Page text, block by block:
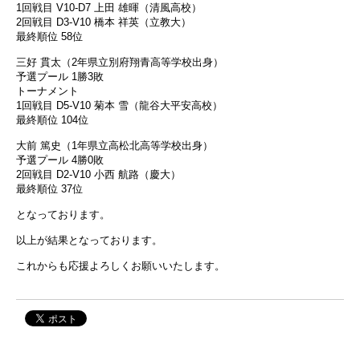
1回戦目 V10-D7 上田 雄暉（清風高校）
2回戦目 D3-V10 橋本 祥英（立教大）
最終順位 58位
三好 貫太（2年県立別府翔青高等学校出身）
予選プール 1勝3敗
トーナメント
1回戦目 D5-V10 菊本 雪（龍谷大平安高校）
最終順位 104位
大前 篤史（1年県立高松北高等学校出身）
予選プール 4勝0敗
2回戦目 D2-V10 小西 航路（慶大）
最終順位 37位
となっております。
以上が結果となっております。
これからも応援よろしくお願いいたします。